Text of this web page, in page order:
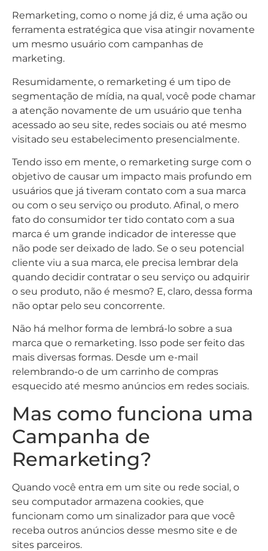
Remarketing, como o nome já diz, é uma ação ou
ferramenta estratégica que visa atingir novamente
um mesmo usuário com campanhas de
marketing.
Resumidamente, o remarketing é um tipo de
segmentação de mídia, na qual, você pode chamar
a atenção novamente de um usuário que tenha
acessado ao seu site, redes sociais ou até mesmo
visitado seu estabelecimento presencialmente.
Tendo isso em mente, o remarketing surge com o
objetivo de causar um impacto mais profundo em
usuários que já tiveram contato com a sua marca
ou com o seu serviço ou produto. Afinal, o mero
fato do consumidor ter tido contato com a sua
marca é um grande indicador de interesse que
não pode ser deixado de lado. Se o seu potencial
cliente viu a sua marca, ele precisa lembrar dela
quando decidir contratar o seu serviço ou adquirir
o seu produto, não é mesmo? E, claro, dessa forma
não optar pelo seu concorrente.
Não há melhor forma de lembrá-lo sobre a sua
marca que o remarketing. Isso pode ser feito das
mais diversas formas. Desde um e-mail
relembrando-o de um carrinho de compras
esquecido até mesmo anúncios em redes sociais.
Mas como funciona uma
Campanha de
Remarketing?
Quando você entra em um site ou rede social, o
seu computador armazena cookies, que
funcionam como um sinalizador para que você
receba outros anúncios desse mesmo site e de
sites parceiros.